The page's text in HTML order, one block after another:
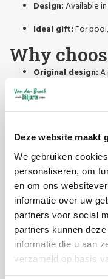
Deze website maakt
We gebruiken
personaliseren, om
en om ons
informatie over uw
partners voor social
partners kunnen
informatie die u aan
verzameld op basis
Design:Available
Ideal gift:For
Why
Original design:A
recognizable.
Durable:Made of
Compact size:Fits
Gift-worthy:Nice
Reviews
Caylin
Mooi, ziet er luxe uit